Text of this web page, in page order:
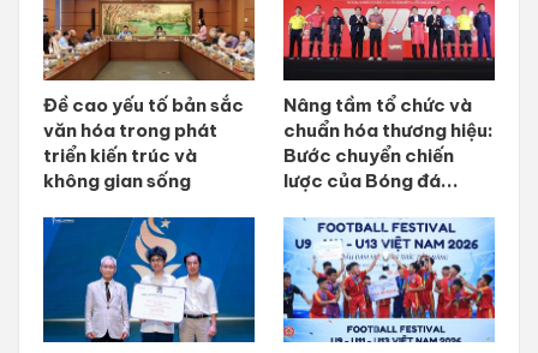
Đề cao yếu tố bản sắc
văn hóa trong phát
triển kiến trúc và
không gian sống
Nâng tầm tổ chức và
chuẩn hóa thương hiệu:
Bước chuyển chiến
lược của Bóng đá...